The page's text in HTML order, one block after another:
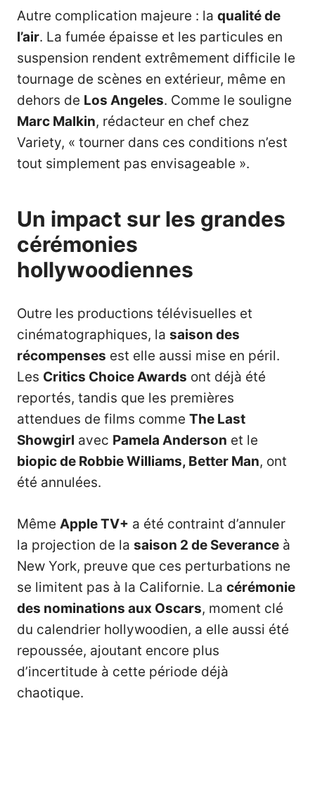
Autre complication majeure : la qualité de
l’air. La fumée épaisse et les particules en
suspension rendent extrêmement difficile le
tournage de scènes en extérieur, même en
dehors de Los Angeles. Comme le souligne
Marc Malkin, rédacteur en chef chez
Variety, « tourner dans ces conditions n’est
tout simplement pas envisageable ».
Un impact sur les grandes
cérémonies
hollywoodiennes
Outre les productions télévisuelles et
cinématographiques, la saison des
récompenses est elle aussi mise en péril.
Les Critics Choice Awards ont déjà été
reportés, tandis que les premières
attendues de films comme The Last
Showgirl avec Pamela Anderson et le
biopic de Robbie Williams, Better Man, ont
été annulées.
Même Apple TV+ a été contraint d’annuler
la projection de la saison 2 de Severance à
New York, preuve que ces perturbations ne
se limitent pas à la Californie. La cérémonie
des nominations aux Oscars, moment clé
du calendrier hollywoodien, a elle aussi été
repoussée, ajoutant encore plus
d’incertitude à cette période déjà
chaotique.